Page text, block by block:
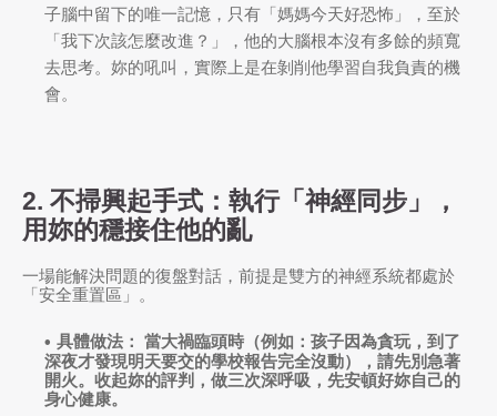
子腦中留下的唯一記憶，只有「媽媽今天好恐怖」，至於
「我下次該怎麼改進？」，他的大腦根本沒有多餘的頻寬
去思考。妳的吼叫，實際上是在剝削他學習自我負責的機
會。
2. 不掃興起手式：執行「神經同步」，
用妳的穩接住他的亂
一場能解決問題的復盤對話，前提是雙方的神經系統都處於
「安全重置區」。
具體做法： 當大禍臨頭時（例如：孩子因為貪玩，到了
深夜才發現明天要交的學校報告完全沒動），請先別急著
開火。收起妳的評判，做三次深呼吸，先安頓好妳自己的
身心健康。